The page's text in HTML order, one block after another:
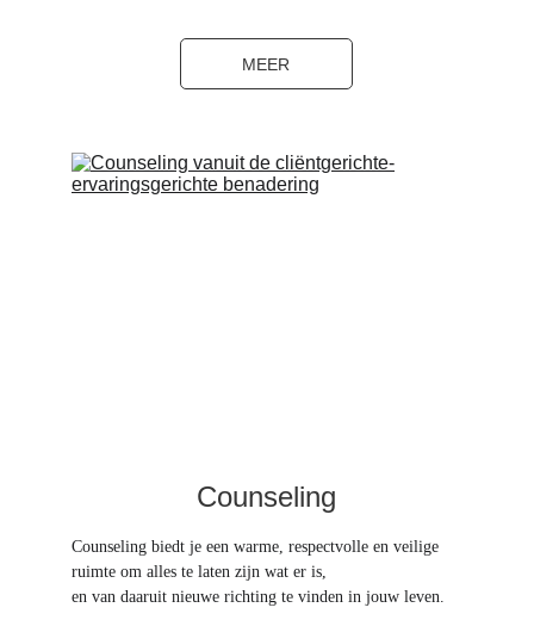
MEER
Counseling
Counseling biedt je een warme, respectvolle en veilige
ruimte om alles te laten zijn wat er is,
en van daaruit nieuwe richting te vinden in jouw leven.